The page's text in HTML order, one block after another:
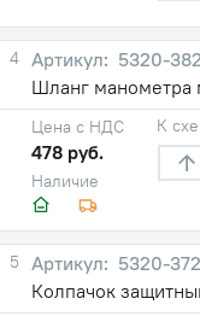
4
5320-
Шланг
Наличие
Цена с НДС
478 руб.
К
5
5320-
Колпачок